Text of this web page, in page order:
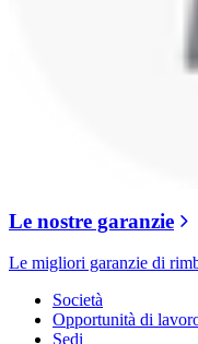
Le nostre garanzie
Le migliori garanzie di
Società
Opportunità di
Sedi